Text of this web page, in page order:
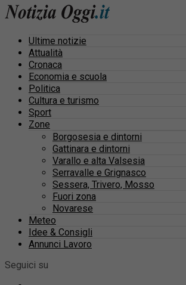
Ultime notizie
Attualità
Cronaca
Economia e scuola
Politica
Cultura e turismo
Sport
Zone
Borgosesia e dintorni
Gattinara e dintorni
Varallo e alta Valsesia
Serravalle e Grignasco
Sessera, Trivero, Mosso
Fuori zona
Novarese
Meteo
Idee & Consigli
Annunci Lavoro
Seguici su